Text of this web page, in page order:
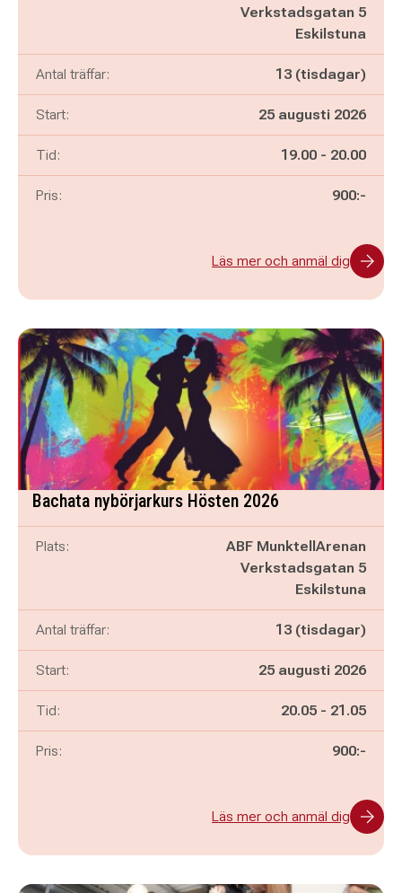
Verkstadsgatan 5
Eskilstuna
Antal träffar: 13 (tisdagar)
Start: 25 augusti 2026
Tid: Pågår mellan
19.00 - och
20.00
Pris: 900:-
Läs mer och anmäl dig
Bachata nybörjarkurs Hösten 2026
Plats:
ABF MunktellArenan
Verkstadsgatan 5
Eskilstuna
Antal träffar: 13 (tisdagar)
Start: 25 augusti 2026
Tid: Pågår mellan
20.05 - och
21.05
Pris: 900:-
Läs mer och anmäl dig